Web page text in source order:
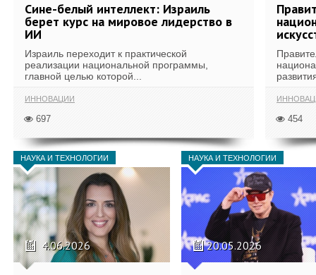
Сине-белый интеллект: Израиль
берет курс на мировое лидерство в
ИИ
Израиль переходит к практической
реализации национальной программы,
главной целью которой...
ИННОВАЦИИ
697 454
НАУКА И ТЕХНОЛОГИИ
4.06.2026
НАУКА И ТЕХНОЛОГИИ
20.05.2026